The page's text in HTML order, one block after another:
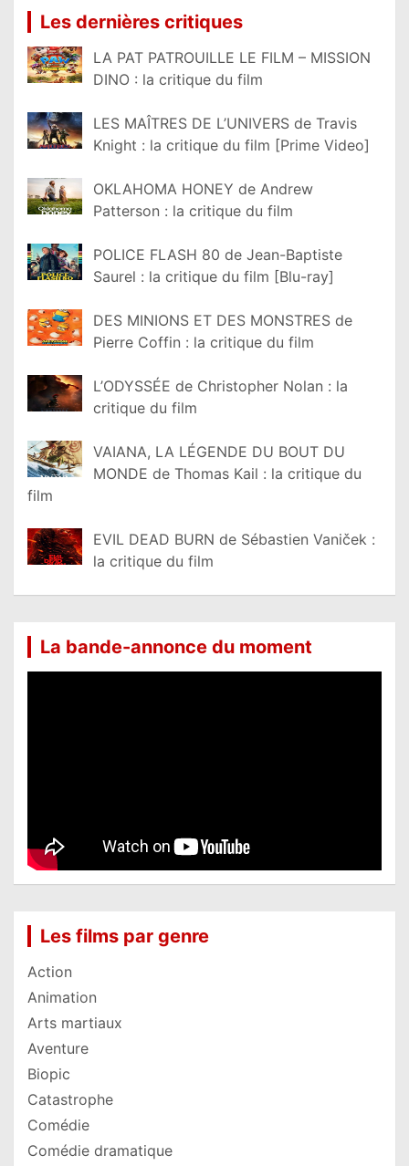
Les dernières critiques
LA PAT PATROUILLE LE FILM – MISSION
DINO : la critique du film
LES MAÎTRES DE L’UNIVERS de Travis
Knight : la critique du film [Prime Video]
OKLAHOMA HONEY de Andrew
Patterson : la critique du film
POLICE FLASH 80 de Jean-Baptiste
Saurel : la critique du film [Blu-ray]
DES MINIONS ET DES MONSTRES de
Pierre Coffin : la critique du film
L’ODYSSÉE de Christopher Nolan : la
critique du film
VAIANA, LA LÉGENDE DU BOUT DU
MONDE de Thomas Kail : la critique du
film
EVIL DEAD BURN de Sébastien Vaniček :
la critique du film
La bande-annonce du moment
Les films par genre
Action
Animation
Arts martiaux
Aventure
Biopic
Catastrophe
Comédie
Comédie dramatique